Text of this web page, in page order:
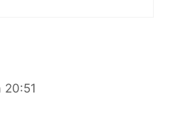
20:51